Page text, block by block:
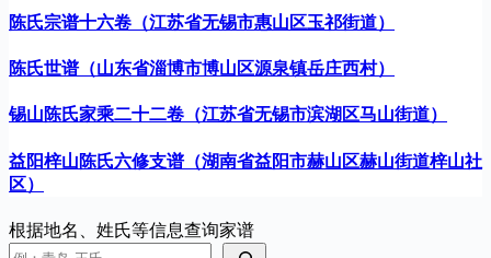
陈氏宗谱十六卷（江苏省无锡市惠山区玉祁街道）
陈氏世谱（山东省淄博市博山区源泉镇岳庄西村）
锡山陈氏家乘二十二卷（江苏省无锡市滨湖区马山街道）
益阳梓山陈氏六修支谱（湖南省益阳市赫山区赫山街道梓山社
区）
根据地名、姓氏等信息查询家谱